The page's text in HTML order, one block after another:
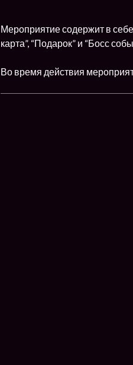
Мероприятие содержит в
карта”, “Подарок” и “Босс
Во время действия